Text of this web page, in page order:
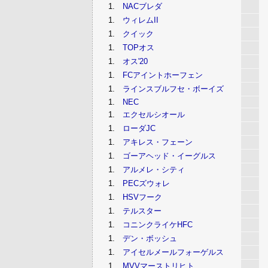
1.
NACブレダ
1.
ウィレムII
1.
クイック
1.
TOPオス
1.
オス'20
1.
FCアイントホーフェン
1.
ラインスブルフセ・ボーイズ
1.
NEC
1.
エクセルシオール
1.
ローダJC
1.
アキレス・フェーン
1.
ゴーアヘッド・イーグルス
1.
アルメレ・シティ
1.
PECズウォレ
1.
HSVフーク
1.
テルスター
1.
コニンクライケHFC
1.
デン・ボッシュ
1.
アイセルメールフォーゲルス
1.
MVVマーストリヒト